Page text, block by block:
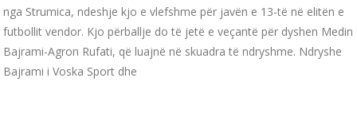
nga Strumica, ndeshje kjo e vlefshme për javën e 13-të në elitën e
futbollit vendor. Kjo përballje do të jetë e veçantë për dyshen Medin
Bajrami-Agron Rufati, që luajnë në skuadra të ndryshme. Ndryshe
Bajrami i Voska Sport dhe